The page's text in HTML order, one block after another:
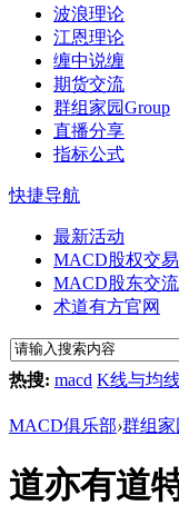
波浪理论
江恩理论
缠中说缠
期货交流
群组家园Group
直播分享
指标公式
快捷导航
最新活动
MACD股权交易
MACD股东交流
术道有方官网
热搜: macd K线与均
MACD俱乐部›群组家
道亦有道